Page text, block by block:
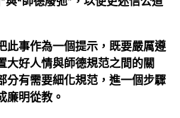
此事作為一個提示，既要嚴厲遵
大好人情與師德規范之間的關
分有需要細化規范，進一個步驟
廉明從教。